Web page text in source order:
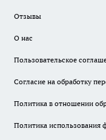
Отзывы
О нас
Пользовательское
Согласие на обработку
Политика в отношении
Политика использования